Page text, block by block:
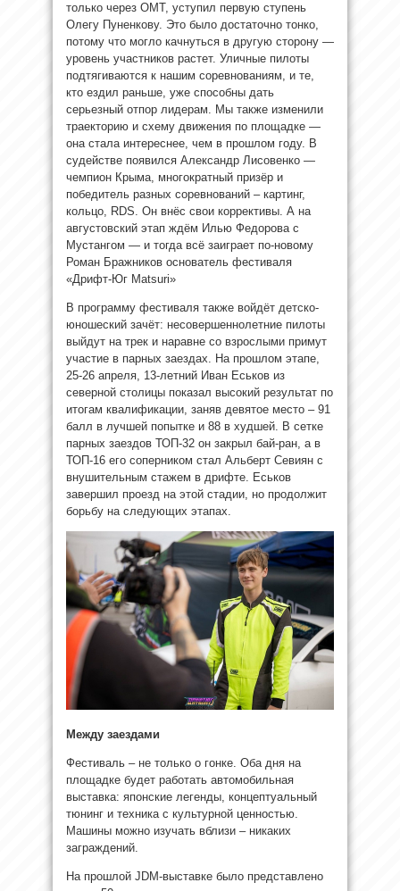
только через ОМТ, уступил первую ступень
Олегу Пуненкову. Это было достаточно тонко,
потому что могло качнуться в другую сторону —
уровень участников растет. Уличные пилоты
подтягиваются к нашим соревнованиям, и те,
кто ездил раньше, уже способны дать
серьезный отпор лидерам. Мы также изменили
траекторию и схему движения по площадке —
она стала интереснее, чем в прошлом году. В
судействе появился Александр Лисовенко —
чемпион Крыма, многократный призёр и
победитель разных соревнований – картинг,
кольцо, RDS. Он внёс свои коррективы. А на
августовский этап ждём Илью Федорова с
Мустангом — и тогда всё заиграет по-новому
Роман Бражников основатель фестиваля
«Дрифт-Юг Matsuri»
В программу фестиваля также войдёт детско-
юношеский зачёт: несовершеннолетние пилоты
выйдут на трек и наравне со взрослыми примут
участие в парных заездах. На прошлом этапе,
25-26 апреля, 13-летний Иван Еськов из
северной столицы показал высокий результат по
итогам квалификации, заняв девятое место – 91
балл в лучшей попытке и 88 в худшей. В сетке
парных заездов ТОП-32 он закрыл бай-ран, а в
ТОП-16 его соперником стал Альберт Севиян с
внушительным стажем в дрифте. Еськов
завершил проезд на этой стадии, но продолжит
борьбу на следующих этапах.
Между заездами
Фестиваль – не только о гонке. Оба дня на
площадке будет работать автомобильная
выставка: японские легенды, концептуальный
тюнинг и техника с культурной ценностью.
Машины можно изучать вблизи – никаких
заграждений.
На прошлой JDM-выставке было представлено